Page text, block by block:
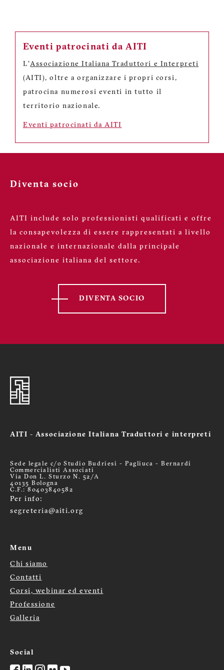
Eventi patrocinati da AITI
L'Associazione Italiana Traduttori e Interpreti
(AITI), oltre a organizzare i propri corsi,
patrocina numerosi eventi in tutto il
territorio nazionale.
Eventi patrocinati da AITI
Diventa socio
AITI include solo professionisti qualificati e offre
la consapevolezza di essere rappresentati a livello
nazionale e internazionale dalla principale
associazione italiana del settore.
DIVENTA SOCIO
AITI - Associazione Italiana Traduttori e interpreti
Sede legale c/o Studio Budriesi - Pagliuca - Bernardi
Commercialisti Associati
Via Don L. Sturzo N. 52/A
40135 Bologna
C.F.: 80403840582
Per info:
segreteria@aiti.org
Menu
Menù
footer
Chi siamo
Contatti
Corsi, webinar ed eventi
Professione
Galleria
Social